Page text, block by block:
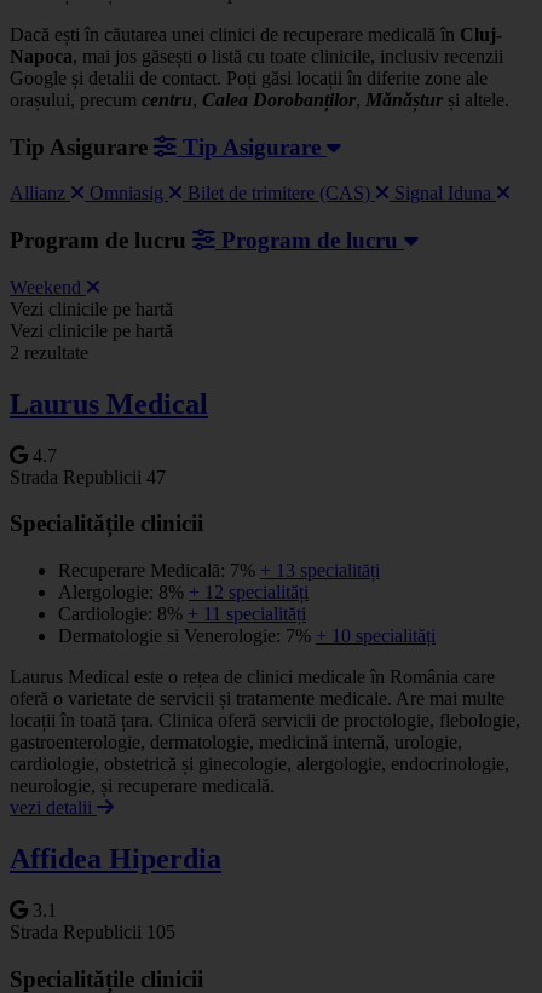
Dacă ești în căutarea unei clinici de recuperare medicală în Cluj-
Napoca, mai jos găsești o listă cu toate clinicile, inclusiv recenzii
Google și detalii de contact. Poți găsi locații în diferite zone ale
orașului, precum centru, Calea Dorobanților, Mănăștur și altele.
Tip Asigurare Tip Asigurare
Allianz Omniasig Bilet de trimitere (CAS) Signal Iduna
Program de lucru Program de lucru
Weekend
+
−
Vezi clinicile pe hartă
Vezi clinicile pe hartă
2 rezultate
Laurus Medical
4.7
Strada Republicii 47
Specialitățile clinicii
Recuperare Medicală: 7% + 13 specialități
Alergologie: 8% + 12 specialități
Cardiologie: 8% + 11 specialități
Dermatologie si Venerologie: 7% + 10 specialități
Laurus Medical este o rețea de clinici medicale în România care
oferă o varietate de servicii și tratamente medicale. Are mai multe
locații în toată țara. Clinica oferă servicii de proctologie, flebologie,
gastroenterologie, dermatologie, medicină internă, urologie,
cardiologie, obstetrică și ginecologie, alergologie, endocrinologie,
neurologie, și recuperare medicală.
vezi detalii
Affidea Hiperdia
3.1
Strada Republicii 105
Specialitățile clinicii